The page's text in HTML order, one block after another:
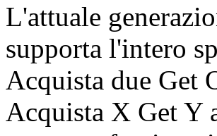
L'attuale
supporta l'intero
Acquista due Get
Acquista X Get Y